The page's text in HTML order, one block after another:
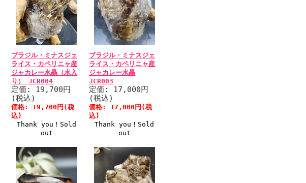
ブラジル・ミナスジェ
ライス・カペリニャ産
ジャカレー水晶（水入
り） JCR004
定価: 19,700円
(税込)
価格: 19,700円(税
込)
Thank you！Sold
out
ブラジル・ミナスジェ
ライス・カペリニャ産
ジャカレー水晶
JCR003
定価: 17,000円
(税込)
価格: 17,000円(税
込)
Thank you！Sold
out